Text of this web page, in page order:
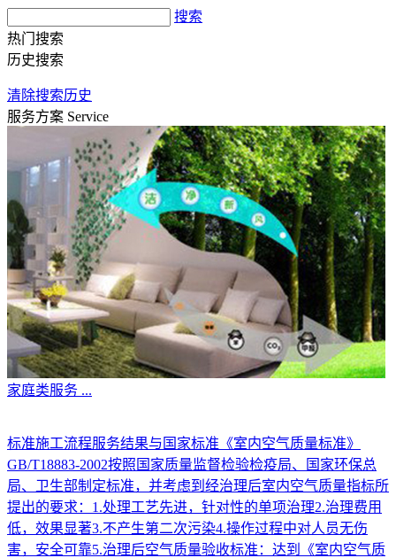
搜索
热门搜索
历史搜索
清除搜索历史
服务方案 Service
家庭类服务 ...
标准施工流程服务结果与国家标准《室内空气质量标准》
GB/T18883-2002按照国家质量监督检验检疫局、国家环保总
局、卫生部制定标准，并考虑到经治理后室内空气质量指标所
提出的要求：1.处理工艺先进，针对性的单项治理2.治理费用
低，效果显著3.不产生第二次污染4.操作过程中对人员无伤
害，安全可靠5.治理后空气质量验收标准：达到《室内空气质